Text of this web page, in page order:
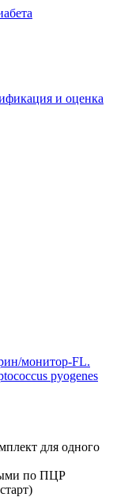
и оценка
монитор-FL.
pyogenes